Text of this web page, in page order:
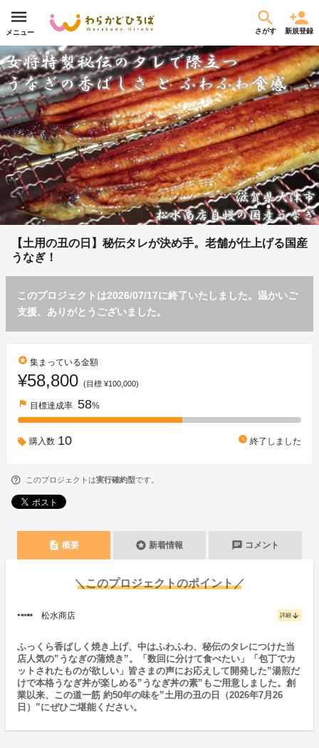
メニュー さがす 新規登録
【土用の丑の日】秘伝タレが決め手。老舗が仕上げる国産
うなぎ！
このプロジェクトは2026/07/17に終了いたしました。温かいご
支援、ありがとうございました。
stars 集まっている金額
¥58,800 (目標 ¥100,000)
flag 目標達成率 58%
購入数 10 watch_later 終了しました
このプロジェクトは実行確約型です。
description 概要 stars 新着情報 chat コメント
＼このプロジェクトのポイント／
松水商店 詳細 arrow_downward
ふっくら香ばしく焼き上げ、中はふわふわ、秘伝のタレにつけた当
店人気の”うなぎの蒲焼き”。「数回に分けて食べたい」「包丁でカ
ットされたものが欲しい」皆さまの声にお応えして開発した”湯煎だ
けで本格うなぎ丼が楽しめる”うなぎ丼の素”もご用意しました。創
業以来、この道一筋 約50年の味を”土用の丑の日（2026年7月26
日）”にぜひご堪能ください。